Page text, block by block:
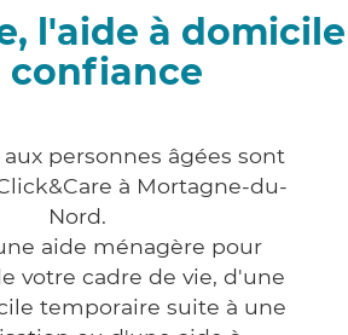
l'aide à domicile
confiance
aux personnes âgées sont
à Mortagne-du-
Nord.
aide ménagère pour
votre cadre de vie, d'une
temporaire suite à une